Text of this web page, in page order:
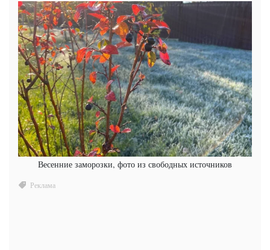
Весенние заморозки, фото из свободных источников